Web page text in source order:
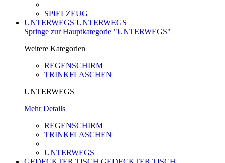
SPIELZEUG
UNTERWEGS UNTERWEGS
Springe zur Hauptkategorie "UNTERWEGS"
Weitere Kategorien
REGENSCHIRM
TRINKFLASCHEN
UNTERWEGS
Mehr Details
REGENSCHIRM
TRINKFLASCHEN
UNTERWEGS